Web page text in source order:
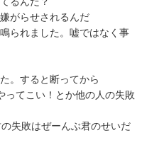
がらせされるんだ
られました。嘘ではなく事
。すると断ってから
ってこい！とか他の人の失敗
失敗はぜーんぶ君のせいだ